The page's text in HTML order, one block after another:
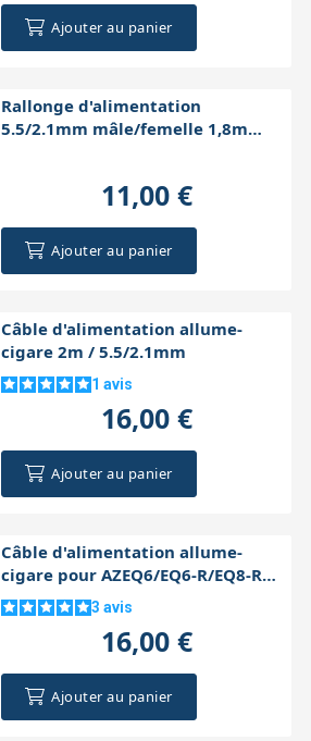
Ajouter au panier
Rallonge d'alimentation
5.5/2.1mm mâle/femelle 1,8m
11,00 €
Ajouter au panier
Câble d'alimentation allume-
cigare 2m / 5.5/2.1mm
1 avis
16,00 €
Ajouter au panier
Câble d'alimentation allume-
cigare pour AZEQ6/EQ6-R/EQ8-R
2m
3 avis
16,00 €
Ajouter au panier